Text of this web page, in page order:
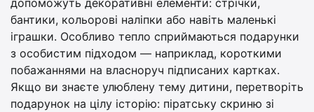
бантики, кольорові наліпки або навіть маленькі
іграшки. Особливо тепло сприймаються подарунки
з особистим підходом — наприклад, короткими
побажаннями на власноруч підписаних картках.
Якщо ви знаєте улюблену тему дитини, перетворіть
подарунок на цілу історію: піратську скриню зі